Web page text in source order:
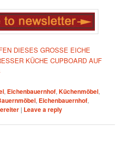
DIESES GROSSE EICHE
KÜCHE CUPBOARD AUF
, Eichenbauernhof,Küchenmöbel,
, Eichenbauernhof,
| Leave a reply